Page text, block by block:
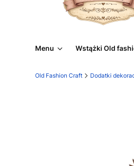
Menu Wstążki Old
Old Fashion Craft Dodatki